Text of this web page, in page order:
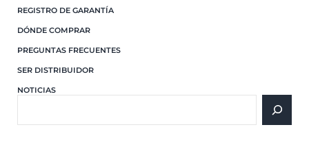
REGISTRO DE GARANTÍA
DÓNDE COMPRAR
PREGUNTAS FRECUENTES
SER DISTRIBUIDOR
NOTICIAS